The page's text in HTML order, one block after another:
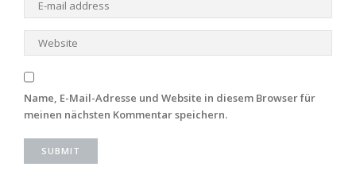
Name, E-Mail-Adresse und Website in diesem Browser für
meinen nächsten Kommentar speichern.